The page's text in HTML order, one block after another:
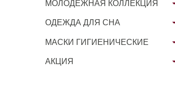
МОЛОДЕЖНАЯ КОЛЛЕКЦИЯ
ОДЕЖДА ДЛЯ СНА
МАСКИ ГИГИЕНИЧЕСКИЕ
АКЦИЯ